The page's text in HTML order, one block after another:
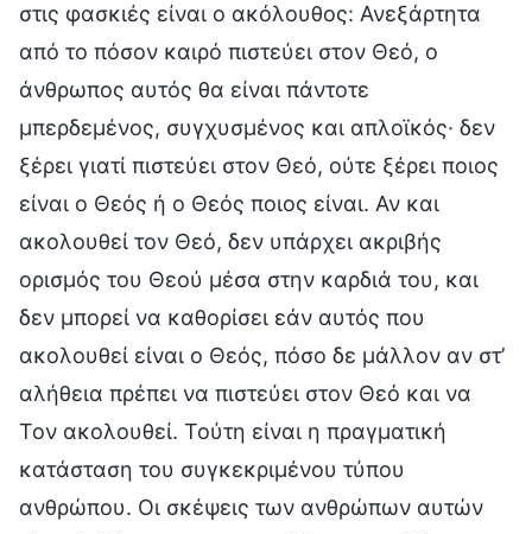
στις φασκιές είναι ο ακόλουθος: Ανεξάρτητα
από το πόσον καιρό πιστεύει στον Θεό, ο
άνθρωπος αυτός θα είναι πάντοτε
μπερδεμένος, συγχυσμένος και απλοϊκός· δεν
ξέρει γιατί πιστεύει στον Θεό, ούτε ξέρει ποιος
είναι ο Θεός ή ο Θεός ποιος είναι. Αν και
ακολουθεί τον Θεό, δεν υπάρχει ακριβής
ορισμός του Θεού μέσα στην καρδιά του, και
δεν μπορεί να καθορίσει εάν αυτός που
ακολουθεί είναι ο Θεός, πόσο δε μάλλον αν στ’
αλήθεια πρέπει να πιστεύει στον Θεό και να
Τον ακολουθεί. Τούτη είναι η πραγματική
κατάσταση του συγκεκριμένου τύπου
ανθρώπου. Οι σκέψεις των ανθρώπων αυτών